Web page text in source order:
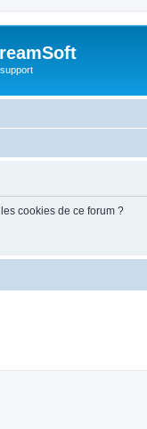
cookies de ce forum ?